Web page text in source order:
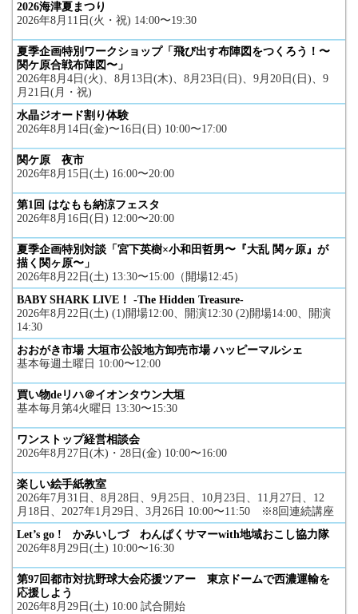
2026海津夏まつり
2026年8月11日(火・祝) 14:00〜19:30
夏季企画特別ワークショップ「飛び出す布陣図をつくろう！〜
関ケ原合戦布陣図〜」
2026年8月4日(火)、8月13日(木)、8月23日(日)、9月20日(日)、9
月21日(月・祝)
水晶ジオード割り体験
2026年8月14日(金)〜16日(日) 10:00〜17:00
関ケ原 夜市
2026年8月15日(土) 16:00〜20:00
第1回 はなもも納涼フェスタ
2026年8月16日(日) 12:00〜20:00
夏季企画特別対談「宮下英樹×小和田哲男〜『大乱 関ヶ原』が
描く関ヶ原〜」
2026年8月22日(土) 13:30〜15:00（開場12:45）
BABY SHARK LIVE！ -The Hidden Treasure-
2026年8月22日(土) (1)開場12:00、開演12:30 (2)開場14:00、開演
14:30
おおがき市場 大垣市公設地方卸売市場 ハッピーマルシェ
基本毎週土曜日 10:00〜12:00
買い物deリハ＠イオンタウン大垣
基本毎月第4火曜日 13:30〜15:30
ワンストップ経営相談会
2026年8月27日(木)・28日(金) 10:00〜16:00
楽しい絵手紙教室
2026年7月31日、8月28日、9月25日、10月23日、11月27日、12
月18日、2027年1月29日、3月26日 10:00〜11:50 ※8回連続講座
Let’s go ! かみいしづ わんぱくサマーwith地域おこし協力隊
2026年8月29日(土) 10:00〜16:30
第97回都市対抗野球大会応援ツアー 東京ドームで西濃運輸を
応援しよう
2026年8月29日(土) 10:00 試合開始